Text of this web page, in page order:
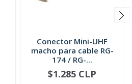
Conector Mini-UHF
macho para cable RG-
174 / RG-...
+
$1.285 CLP